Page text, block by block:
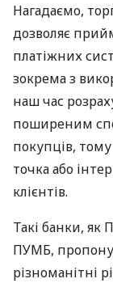
Нагадаємо,
дозволяє
платіжних
зокрема з
наш час
поширеним
покупців,
точка або
клієнтів.
Такі банки, як
ПУМБ,
різноманітні